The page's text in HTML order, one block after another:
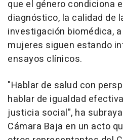
que el género condiciona
diagnóstico, la calidad de
investigación biomédica,
mujeres siguen estando
ensayos clínicos.
"Hablar de salud con
hablar de igualdad
justicia social", ha
Cámara Baja en un acto